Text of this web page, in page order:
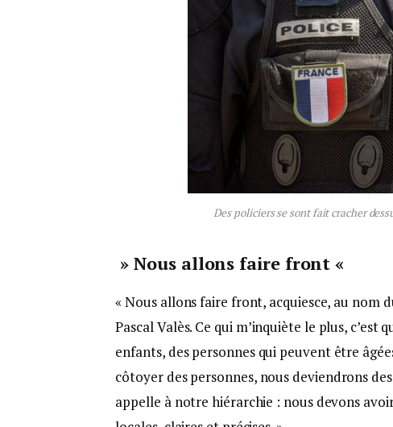
Des policiers se sont fait cracher
» Nous allons faire front «
« Nous allons faire front, acquiesce, au nom
Pascal Valès. Ce qui m’inquiète le plus,
enfants, des personnes qui peuvent être
côtoyer des personnes, nous deviendrons
appelle à notre hiérarchie : nous devons